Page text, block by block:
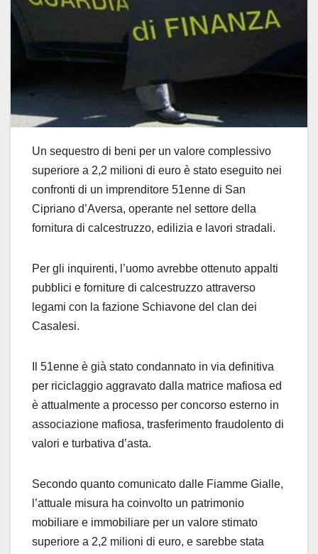
Un sequestro di beni per un valore complessivo
superiore a 2,2 milioni di euro è stato eseguito nei
confronti di un imprenditore 51enne di San
Cipriano d’Aversa, operante nel settore della
fornitura di calcestruzzo, edilizia e lavori stradali.
Per gli inquirenti, l’uomo avrebbe ottenuto appalti
pubblici e forniture di calcestruzzo attraverso
legami con la fazione Schiavone del clan dei
Casalesi.
Il 51enne è già stato condannato in via definitiva
per riciclaggio aggravato dalla matrice mafiosa ed
è attualmente a processo per concorso esterno in
associazione mafiosa, trasferimento fraudolento di
valori e turbativa d’asta.
Secondo quanto comunicato dalle Fiamme Gialle,
l’attuale misura ha coinvolto un patrimonio
mobiliare e immobiliare per un valore stimato
superiore a 2,2 milioni di euro, e sarebbe stata